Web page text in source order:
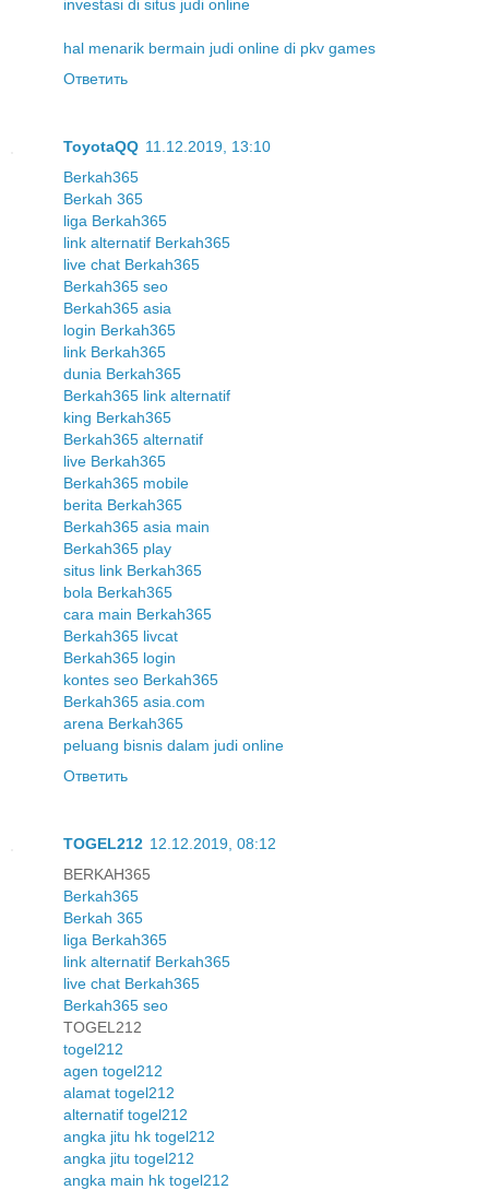
investasi di situs judi online
hal menarik bermain judi online di pkv games
Ответить
ToyotaQQ 11.12.2019, 13:10
Berkah365
Berkah 365
liga Berkah365
link alternatif Berkah365
live chat Berkah365
Berkah365 seo
Berkah365 asia
login Berkah365
link Berkah365
dunia Berkah365
Berkah365 link alternatif
king Berkah365
Berkah365 alternatif
live Berkah365
Berkah365 mobile
berita Berkah365
Berkah365 asia main
Berkah365 play
situs link Berkah365
bola Berkah365
cara main Berkah365
Berkah365 livcat
Berkah365 login
kontes seo Berkah365
Berkah365 asia.com
arena Berkah365
peluang bisnis dalam judi online
Ответить
TOGEL212 12.12.2019, 08:12
BERKAH365
Berkah365
Berkah 365
liga Berkah365
link alternatif Berkah365
live chat Berkah365
Berkah365 seo
TOGEL212
togel212
agen togel212
alamat togel212
alternatif togel212
angka jitu hk togel212
angka jitu togel212
angka main hk togel212